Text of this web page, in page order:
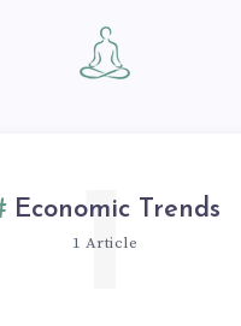
Economic Trends
1 Article
1